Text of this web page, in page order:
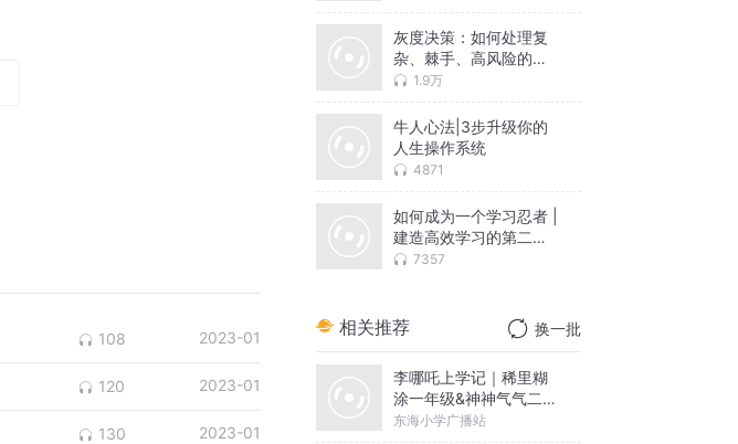
108 2023-01
120 2023-01
130 2023-01
灰度决策：如何处理复
杂、棘手、高风险的难
题 1.9万
牛人心法|3步升级你的
人生操作系统
4871
如何成为一个学习忍者 |
建造高效学习的第二大
脑 7357
相关推荐 换一批
李哪吒上学记｜稀里糊
涂一年级&神神气气二年
级
东海小学广播站